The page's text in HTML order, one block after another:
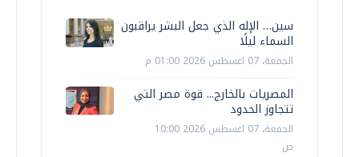
سين… الإله الذي جعل البشر يراقبون
السماء ليلًا
الجمعة، 07 اغسطس 2026 01:00 م
المصريات بالخارج... قوة مصر التي
تتجاوز الحدود
الجمعة، 07 اغسطس 2026 10:00
ص